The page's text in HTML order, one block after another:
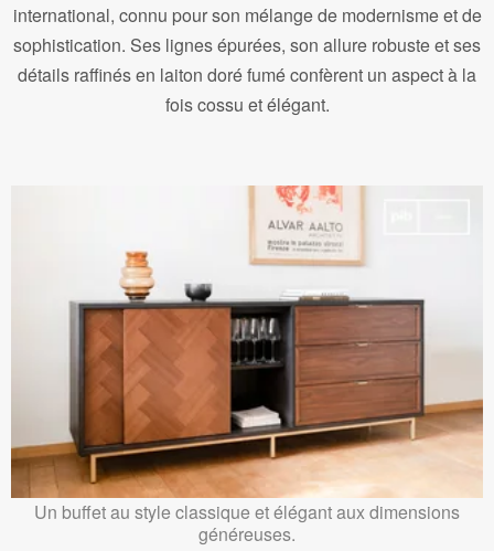
international, connu pour son mélange de modernisme et de
sophistication. Ses lignes épurées, son allure robuste et ses
détails raffinés en laiton doré fumé confèrent un aspect à la
fois cossu et élégant.
Un buffet au style classique et élégant aux dimensions
généreuses.